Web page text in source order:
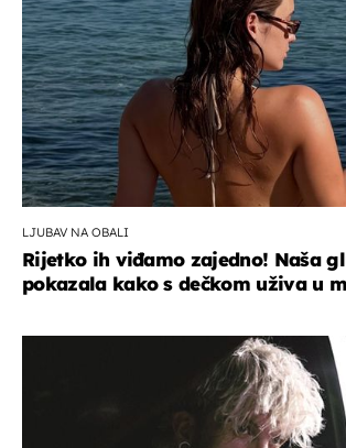
LJUBAV NA OBALI
Rijetko ih viđamo zajedno! Naša
pokazala kako s dečkom uživa u